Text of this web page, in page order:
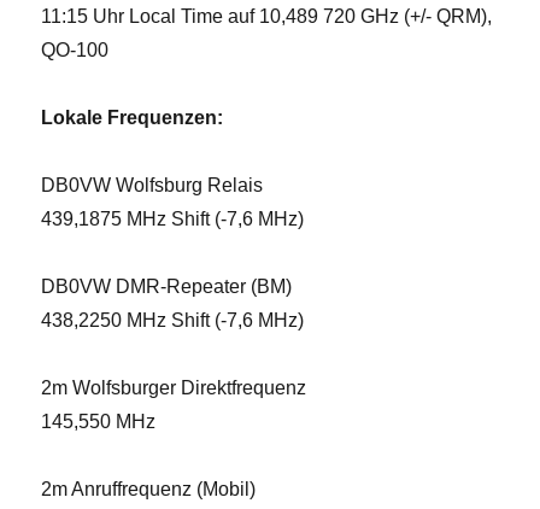
11:15 Uhr Local Time auf 10,489 720 GHz (+/- QRM),
QO-100
Lokale Frequenzen:
DB0VW Wolfsburg Relais
439,1875 MHz Shift (-7,6 MHz)
DB0VW DMR-Repeater (BM)
438,2250 MHz Shift (-7,6 MHz)
2m Wolfsburger Direktfrequenz
145,550 MHz
2m Anruffrequenz (Mobil)